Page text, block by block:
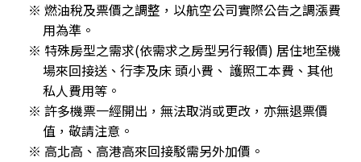
※ 燃油稅及票價之調整，以航空公司實際公告之調漲費
用為準。
※ 特殊房型之需求(依需求之房型另行報價) 居住地至機
場來回接送、行李及床 頭小費、 護照工本費、其他
私人費用等。
※ 許多機票一經開出，無法取消或更改，亦無退票價
值，敬請注意。
※ 高北高、高港高來回接駁需另外加價。